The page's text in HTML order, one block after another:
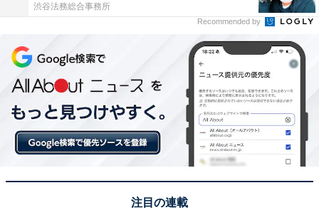
渋谷法務総合事務所
Recommended by
注目の連載